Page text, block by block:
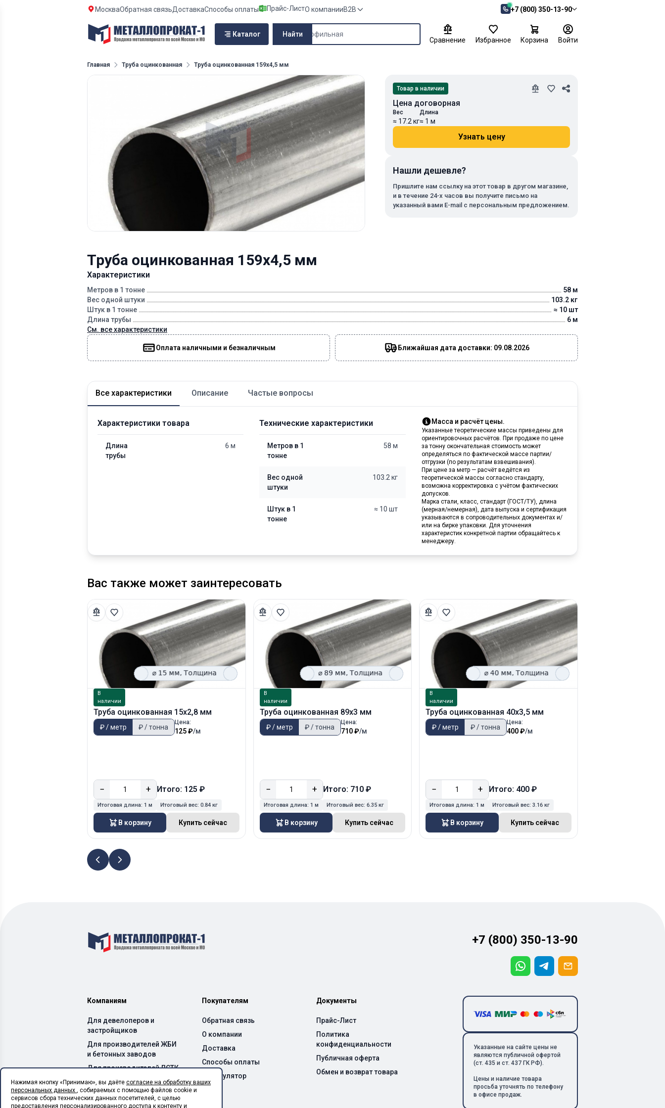
МоскваОбратная связьДоставкаСпособы оплаты Прайс-ЛистО компанииB2B +7 (800) 350-13-90
Каталог Найти
Сравнение Избранное Корзина Войти
Главная Труба оцинкованная Труба оцинкованная 159х4,5 мм
Труба оцинкованная 159х4,5 мм
Характеристики
Метров в 1 тонне
58 м
Вес одной штуки
103.2 кг
Штук в 1 тонне
≈ 10 шт
Длина трубы
6 м
См. все характеристики
Оплата наличными и безналичным Ближайшая дата доставки: 09.08.2026
Товар в наличии
Цена договорная
Вес
≈ 17.2 кг
Длина
≈ 1 м
Узнать цену
Нашли дешевле?
Пришлите нам ссылку на этот товар в другом магазине,
и в течение 24-х часов вы получите письмо на
указанный вами E-mail с персональным предложением.
Все характеристики Описание Частые вопросы
Характеристики товара
Длина
трубы
6 м
Технические характеристики
Метров в 1
тонне
58 м
Вес одной
штуки
103.2 кг
Штук в 1
тонне
≈ 10 шт
Масса и расчёт цены.
Указанные теоретические массы приведены для
ориентировочных расчётов. При продаже по цене
за тонну окончательная стоимость может
определяться по фактической массе партии/
отгрузки (по результатам взвешивания).
При цене за метр — расчёт ведётся из
теоретической массы согласно стандарту,
возможна корректировка с учётом фактических
допусков.
Марка стали, класс, стандарт (ГОСТ/ТУ), длина
(мерная/немерная), дата выпуска и сертификация
указываются в сопроводительных документах и/
или на бирке упаковки. Для уточнения
характеристик конкретной партии обращайтесь к
менеджеру.
Вас также может заинтересовать
В
наличии
Труба оцинкованная 15х2,8 мм
₽ / метр ₽ / тонна
Цена:
125 ₽/м
− + Итого: 125 ₽
Итоговая длина: 1 м Итоговый вес: 0.84 кг
В корзину Купить сейчас
В
наличии
Труба оцинкованная 89х3 мм
₽ / метр ₽ / тонна
Цена:
710 ₽/м
− + Итого: 710 ₽
Итоговая длина: 1 м Итоговый вес: 6.35 кг
В корзину Купить сейчас
В
наличии
Труба оцинкованная 40х3,5 мм
₽ / метр ₽ / тонна
Цена:
400 ₽/м
− + Итого: 400 ₽
Итоговая длина:1 м Итоговый вес:3.16 кг
В корзину Купить сейчас
+7 (800) 350-13-90
Компаниям
Для девелоперов и
застройщиков
Для производителей ЖБИ
и бетонных заводов
Для производителей ЛСТК
Для монтажных
организаций
Для сельхоз предприятий
Покупателям
Обратная связь
О компании
Доставка
Способы оплаты
Калькулятор
Документы
Прайс-Лист
Политика
конфиденциальности
Публичная оферта
Обмен и возврат товара
Указанные на сайте цены не
являются публичной офертой
(ст. 435 и ст. 437 ГК РФ).
Цены и наличие товара
просьба уточнять по телефону
в офисе продаж.
Нажимая кнопку «Принимаю», вы даёте согласие на обработку ваших
персональных данных , собираемых с помощью файлов cookie и
сервисов сбора технических данных посетителей, с целью
предоставления персонализированного доступа к контенту и